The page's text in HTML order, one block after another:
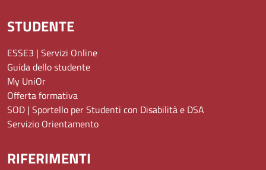
STUDENTE
ESSE3 | Servizi Online
Guida dello studente
My UniOr
Offerta formativa
SOD | Sportello per Studenti con Disabilità e DSA
Servizio Orientamento
RIFERIMENTI